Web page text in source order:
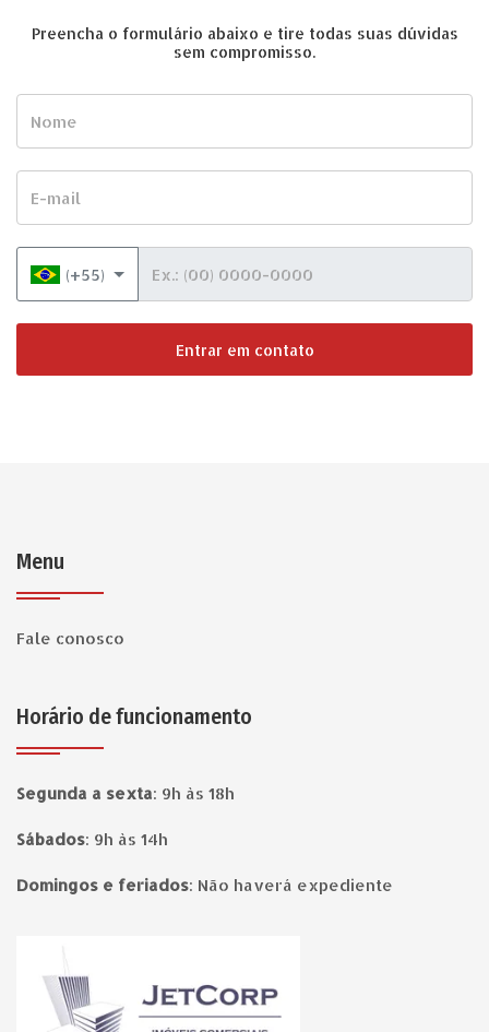
Preencha o formulário abaixo e tire todas suas dúvidas
sem compromisso.
(+55)
Entrar em contato
Menu
Fale conosco
Horário de funcionamento
Segunda a sexta: 9h às 18h
Sábados: 9h às 14h
Domingos e feriados: Não haverá expediente